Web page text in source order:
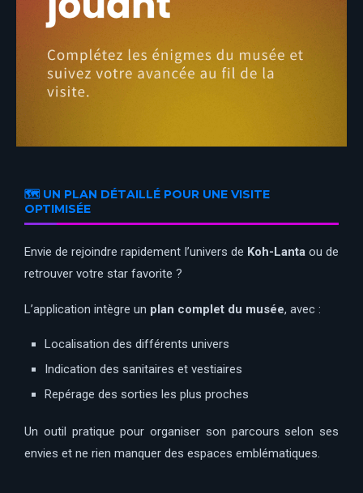
🗺️ UN PLAN DÉTAILLÉ POUR UNE VISITE
OPTIMISÉE
Envie de rejoindre rapidement l’univers de Koh-Lantaou de
retrouver votre star favorite ?
L’application intègre un plan complet du musée, avec :
Localisation des différents univers
Indication des sanitaires et vestiaires
Repérage des sorties les plus proches
Un outil pratique pour organiser son parcours selon ses
envies et ne rien manquer des espaces emblématiques.